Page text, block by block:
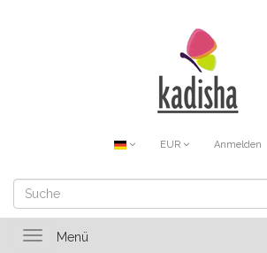
EUR Anmelden
ToggleMenü